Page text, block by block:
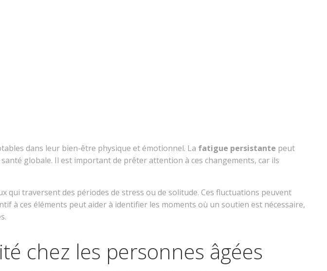
dans leur bien-être physique et émotionnel. La fatigue persistante peut
globale. Il est important de prêter attention à ces changements, car ils
qui traversent des périodes de stress ou de solitude. Ces fluctuations peuvent
à ces éléments peut aider à identifier les moments où un soutien est nécessaire,
chez les personnes âgées